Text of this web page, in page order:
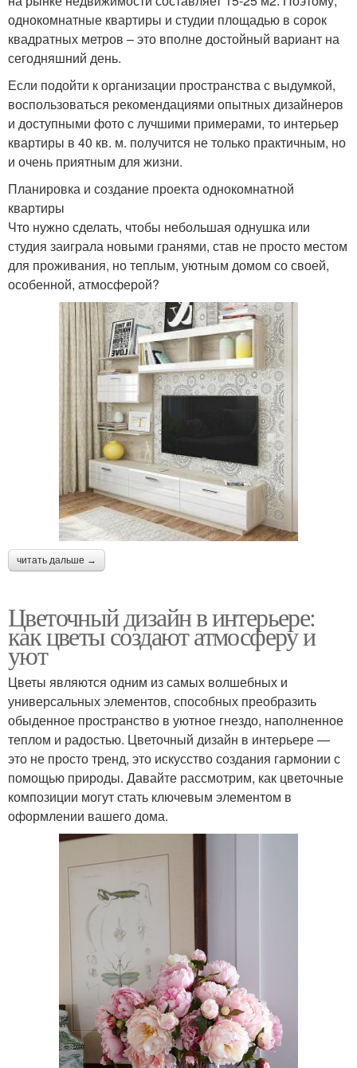
однокомнатные квартиры и студии площадью в сорок
квадратных метров – это вполне достойный вариант на
сегодняшний день.
Если подойти к организации пространства с выдумкой,
воспользоваться рекомендациями опытных дизайнеров
и доступными фото с лучшими примерами, то интерьер
квартиры в 40 кв. м. получится не только практичным, но
и очень приятным для жизни.
Планировка и создание проекта однокомнатной
квартиры
Что нужно сделать, чтобы небольшая однушка или
студия заиграла новыми гранями, став не просто местом
для проживания, но теплым, уютным домом со своей,
особенной, атмосферой?
читать дальше →
Цветочный дизайн в интерьере:
как цветы создают атмосферу и
уют
Цветы являются одним из самых волшебных и
универсальных элементов, способных преобразить
обыденное пространство в уютное гнездо, наполненное
теплом и радостью. Цветочный дизайн в интерьере —
это не просто тренд, это искусство создания гармонии с
помощью природы. Давайте рассмотрим, как цветочные
композиции могут стать ключевым элементом в
оформлении вашего дома.